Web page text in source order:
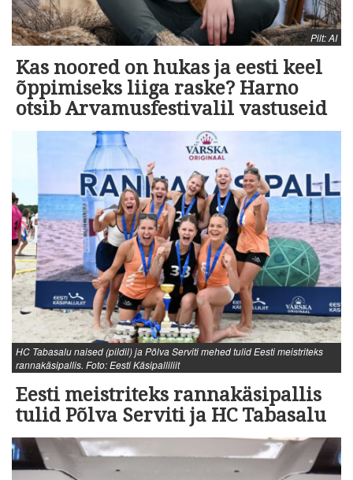
Pilt: AI
Kas noored on hukas ja eesti keel
õppimiseks liiga raske? Harno
otsib Arvamusfestivalil vastuseid
HC Tabasalu naised (pildil) ja Põlva Serviti mehed tulid Eesti meistriteks
rannakäsipallis. Foto: Eesti Käsipalliliit
Eesti meistriteks rannakäsipallis
tulid Põlva Serviti ja HC Tabasalu